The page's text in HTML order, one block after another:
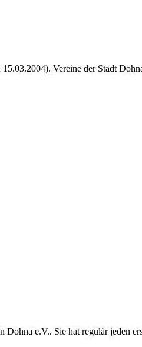
Vereine der Stadt
e.V.. Sie hat regulär jeden